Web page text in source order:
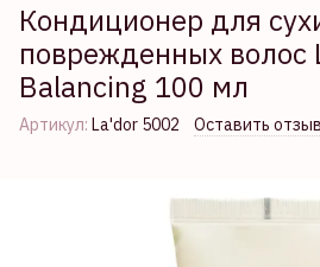
Кондиционер для
поврежденных волос
Balancing 100 мл
Артикул: La'dor 5002 Оставить отзыв